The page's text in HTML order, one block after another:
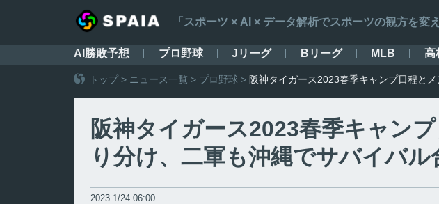
「スポーツ × AI × データ解析でスポーツの観方を変え
AI勝敗予想 プロ野球 Jリーグ Bリーグ MLB 高
トップ> ニュース一覧 > プロ野球 > 阪神タイガース2023春季キャンプ日程と
阪神タイガース2023春季キャン
り分け、二軍も沖縄でサバイバル
2023 1/24 06:00